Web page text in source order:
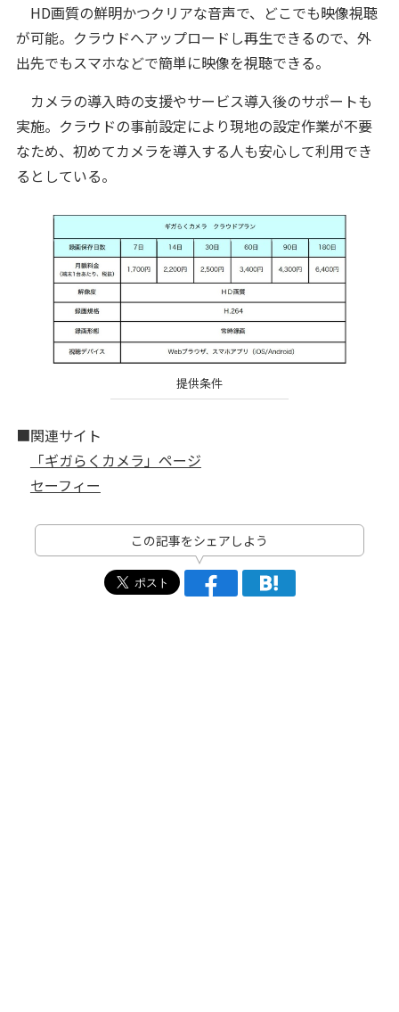
HD画質の鮮明かつクリアな音声で、どこでも映像視聴
が可能。クラウドへアップロードし再生できるので、外
出先でもスマホなどで簡単に映像を視聴できる。
カメラの導入時の支援やサービス導入後のサポートも
実施。クラウドの事前設定により現地の設定作業が不要
なため、初めてカメラを導入する人も安心して利用でき
るとしている。
提供条件
■関連サイト
「ギガらくカメラ」ページ
セーフィー
この記事をシェアしよう